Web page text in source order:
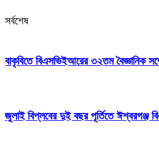
সর্বশেষ
বাকৃবিতে বিএসভিইআরের ৩২তম বৈজ্ঞানিক
জুলাই বিপ্লবের দুই বছর পূর্তিতে ঈশ্বরগঞ্জ